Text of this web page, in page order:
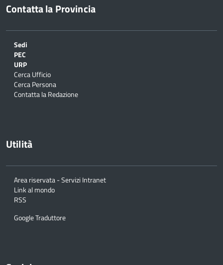
Contatta la Provincia
Sedi
PEC
URP
Cerca Ufficio
Cerca Persona
Contatta la Redazione
Utilità
Area riservata - Servizi Intranet
Link al mondo
RSS
Google Traduttore